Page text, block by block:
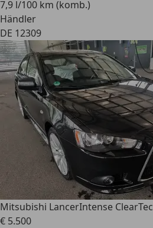
7,9 l/100 km (komb.)
Händler
DE 12309
Mitsubishi LancerIntense ClearTec
€ 5.500